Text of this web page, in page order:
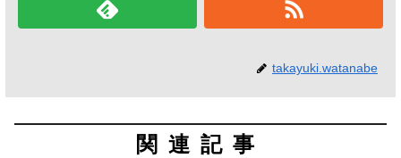
takayuki.watanabe
関連記事